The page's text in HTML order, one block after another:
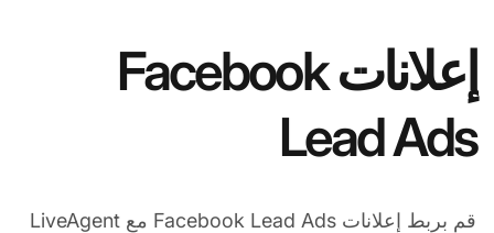
إعلانات Facebook
Lead Ads
قم بربط إعلانات Facebook Lead Ads مع LiveAgent